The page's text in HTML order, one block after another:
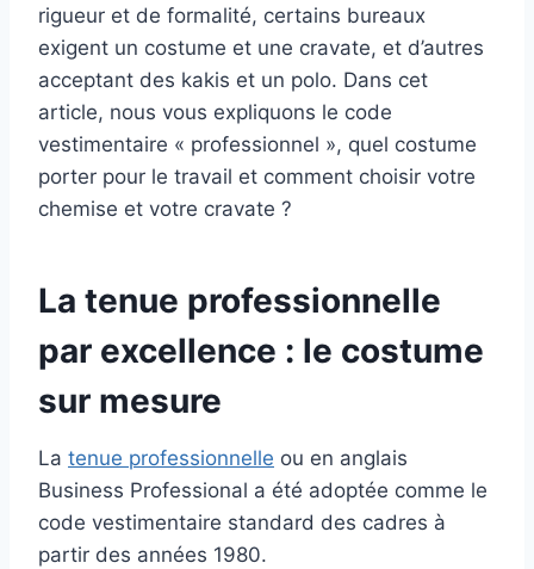
rigueur et de formalité, certains bureaux
exigent un costume et une cravate, et d’autres
acceptant des kakis et un polo. Dans cet
article, nous vous expliquons le code
vestimentaire « professionnel », quel costume
porter pour le travail et comment choisir votre
chemise et votre cravate ?
La tenue professionnelle
par excellence : le costume
sur mesure
La tenue professionnelle ou en anglais
Business Professional a été adoptée comme le
code vestimentaire standard des cadres à
partir des années 1980.